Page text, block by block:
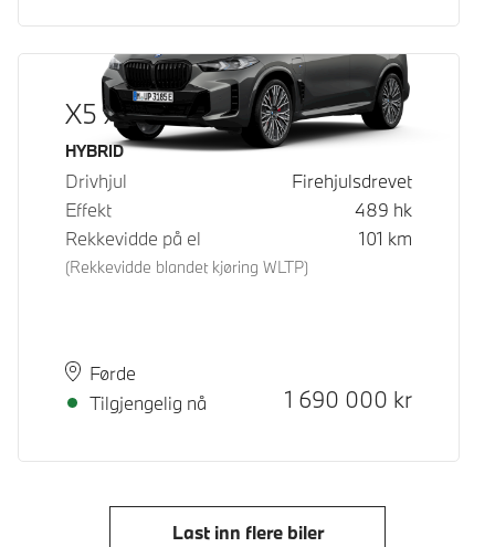
X5 xDrive50e
Drivstoff
HYBRID
Drivhjul
Firehjulsdrevet
Effekt
489 hk
Rekkevidde på el
(Rekkevidde blandet kjøring WLTP)
101 km
PlassFørde
Leveringstid
Tilgjengelig nå
Kontantpris
1 690 000 kr
Last inn flere biler